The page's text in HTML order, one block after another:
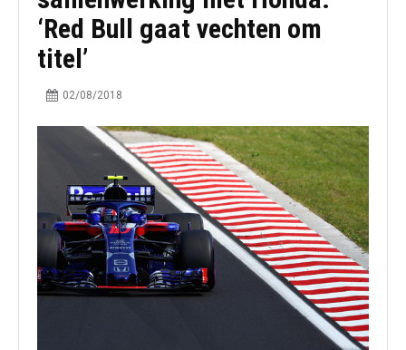
‘Red Bull gaat vechten om
titel’
02/08/2018